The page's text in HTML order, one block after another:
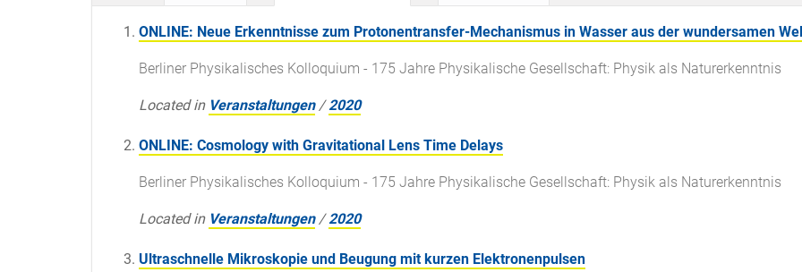
ONLINE: Neue Erkenntnisse zum Protonentransfer-Mechanismus in Wasser aus der wundersamen
Berliner Physikalisches Kolloquium - 175 Jahre Physikalische Gesellschaft: Physik als Naturerkenntnis
Located in Veranstaltungen /2020
ONLINE: Cosmology with Gravitational Lens Time Delays
Berliner Physikalisches Kolloquium - 175 Jahre Physikalische Gesellschaft: Physik als Naturerkenntnis
Located in Veranstaltungen /2020
Ultraschnelle Mikroskopie und Beugung mit kurzen Elektronenpulsen